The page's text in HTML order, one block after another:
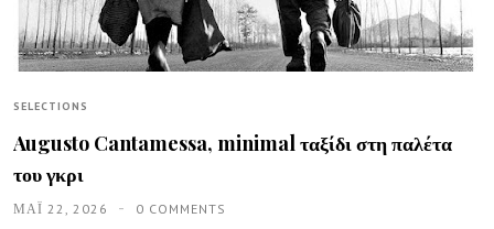
SELECTIONS
Augusto Cantamessa, minimal ταξίδι στη παλέτα
του γκρι
ΜΑΪ́ 22, 2026 0 COMMENTS